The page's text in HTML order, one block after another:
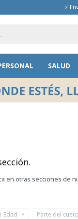
SALUD
⚡
en otras secciones de
Edad Parte del